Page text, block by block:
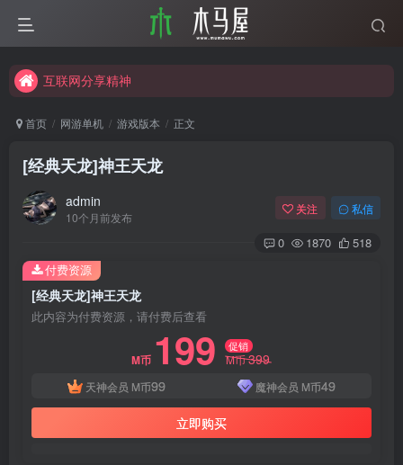
木马屋博客正式启航
互联网分享精神
首页 网游单机 游戏版本 正文
[经典天龙]神王天龙
admin
10个月前发布
关注 私信
0 1870 518
[经典天龙]神王天龙
此内容为付费资源，请付费后查看
M币 199 促销
M币399
天神会员 M币99 魔神会员 M币49
立即购买
付费资源